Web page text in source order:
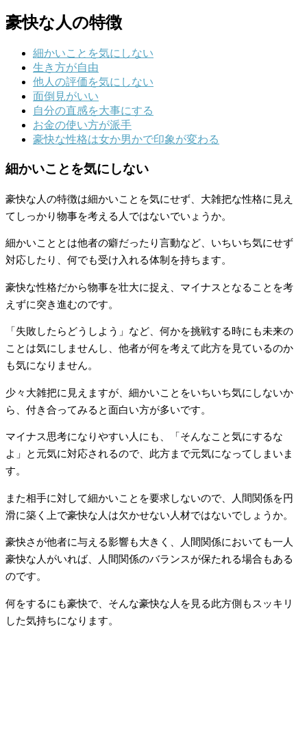
豪快な人の特徴
細かいことを気にしない
生き方が自由
他人の評価を気にしない
面倒見がいい
自分の直感を大事にする
お金の使い方が派手
豪快な性格は女か男かで印象が変わる
細かいことを気にしない
豪快な人の特徴は細かいことを気にせず、大雑把な性格に見え
てしっかり物事を考える人ではないでいょうか。
細かいこととは他者の癖だったり言動など、いちいち気にせず
対応したり、何でも受け入れる体制を持ちます。
豪快な性格だから物事を壮大に捉え、マイナスとなることを考
えずに突き進むのです。
「失敗したらどうしよう」など、何かを挑戦する時にも未来の
ことは気にしませんし、他者が何を考えて此方を見ているのか
も気になりません。
少々大雑把に見えますが、細かいことをいちいち気にしないか
ら、付き合ってみると面白い方が多いです。
マイナス思考になりやすい人にも、「そんなこと気にするな
よ」と元気に対応されるので、此方まで元気になってしまいま
す。
また相手に対して細かいことを要求しないので、人間関係を円
滑に築く上で豪快な人は欠かせない人材ではないでしょうか。
豪快さが他者に与える影響も大きく、人間関係においても一人
豪快な人がいれば、人間関係のバランスが保たれる場合もある
のです。
何をするにも豪快で、そんな豪快な人を見る此方側もスッキリ
した気持ちになります。